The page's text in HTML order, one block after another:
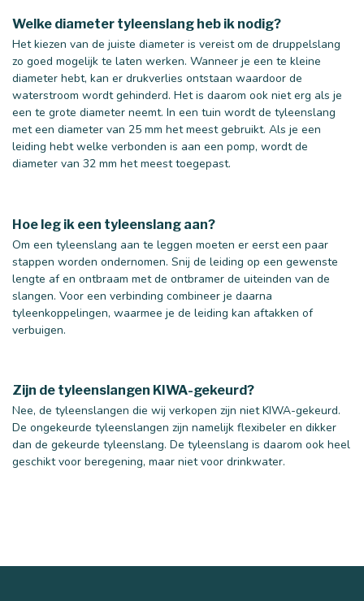
Welke diameter tyleenslang heb ik nodig?
Het kiezen van de juiste diameter is vereist om de druppelslang
zo goed mogelijk te laten werken. Wanneer je een te kleine
diameter hebt, kan er drukverlies ontstaan waardoor de
waterstroom wordt gehinderd. Het is daarom ook niet erg als je
een te grote diameter neemt. In een tuin wordt de tyleenslang
met een diameter van 25 mm het meest gebruikt. Als je een
leiding hebt welke verbonden is aan een pomp, wordt de
diameter van 32 mm het meest toegepast.
Hoe leg ik een tyleenslang aan?
Om een tyleenslang aan te leggen moeten er eerst een paar
stappen worden ondernomen. Snij de leiding op een gewenste
lengte af en ontbraam met de ontbramer de uiteinden van de
slangen. Voor een verbinding combineer je daarna
tyleenkoppelingen, waarmee je de leiding kan aftakken of
verbuigen.
Zijn de tyleenslangen KIWA-gekeurd?
Nee, de tyleenslangen die wij verkopen zijn niet KIWA-gekeurd.
De ongekeurde tyleenslangen zijn namelijk flexibeler en dikker
dan de gekeurde tyleenslang. De tyleenslang is daarom ook heel
geschikt voor beregening, maar niet voor drinkwater.
40 mm 50 mm